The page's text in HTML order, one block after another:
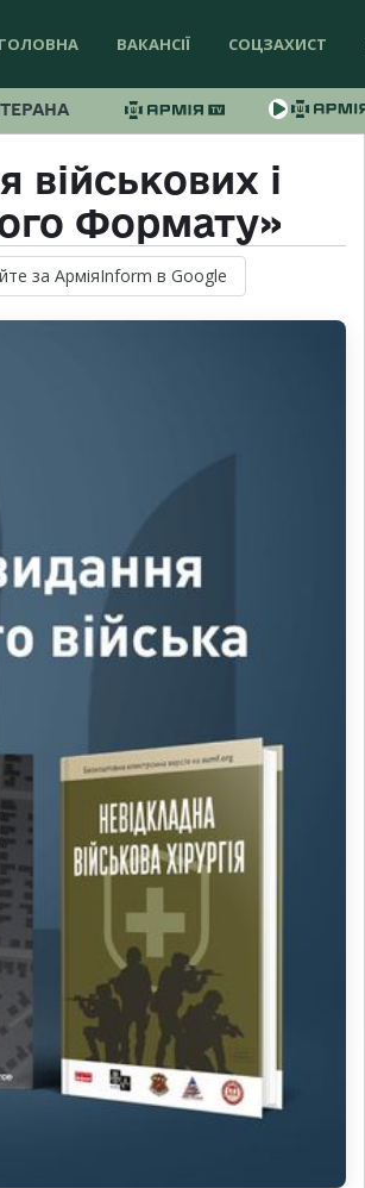
ГОЛОВНА ВАКАНСІЇ СОЦЗАХИСТ
військових і
Формату»
за АрміяInform в Google